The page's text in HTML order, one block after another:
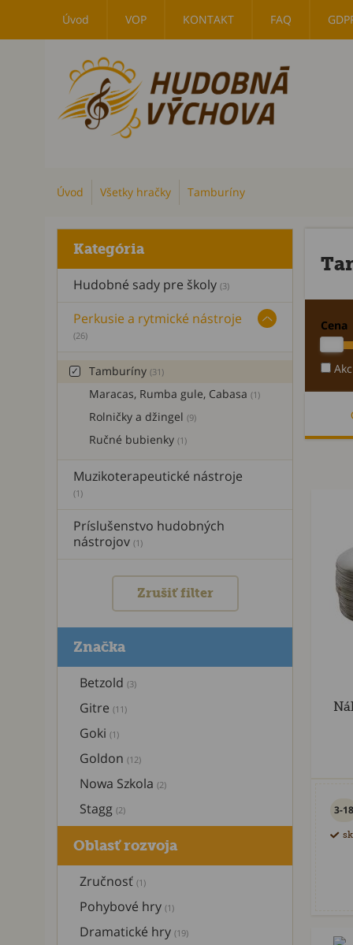
Úvod VOP KONTAKT FAQ
Úvod Všetky hračky Tamburíny
Kategória
Hudobné sady pre školy (3)
Perkusie a rytmické nástroje
(26)
Tamburíny (31)
Maracas, Rumba gule, Cabasa (1)
Rolničky a džingel (9)
Ručné bubienky (1)
Muzikoterapeutické nástroje
(1)
Príslušenstvo hudobných
nástrojov (1)
Zrušiť filter
Značka
Betzold (3)
Gitre (11)
Goki (1)
Goldon (12)
Nowa Szkola (2)
Stagg (2)
Oblasť rozvoja
Zručnosť (1)
Pohybové hry (1)
Dramatické hry (19)
Cena
3-18